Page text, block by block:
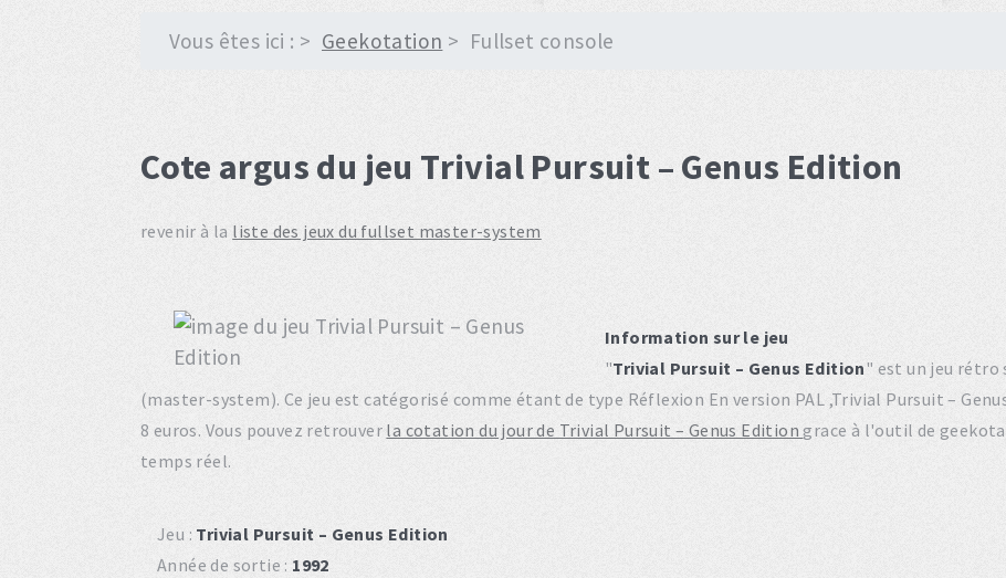
Vous êtes ici : Geekotation Fullset console
Cote argus du jeu Trivial Pursuit – Genus Edition
revenir à la liste des jeux du fullset master-system
Information sur le jeu
"Trivial Pursuit – Genus Edition" est un jeu rétro
(master-system). Ce jeu est catégorisé comme étant de type Réflexion En version PAL ,Trivial Pursuit –
8 euros. Vous pouvez retrouver la cotation du jour de Trivial Pursuit – Genus Editiongrace à l'outil de
temps réel.
Jeu : Trivial Pursuit – Genus Edition
Année de sortie : 1992